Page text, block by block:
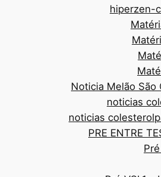
hiperzen-
Noticia Melão São
noticias
noticias
PRE ENTRE